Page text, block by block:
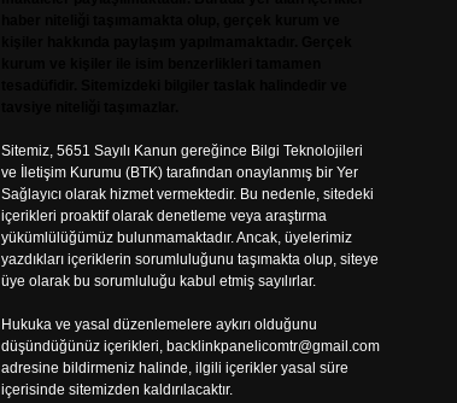
Sitemiz, 5651 Sayılı Kanun gereğince Bilgi Teknolojileri
ve İletişim Kurumu (BTK) tarafından onaylanmış bir Yer
Sağlayıcı olarak hizmet vermektedir. Bu nedenle, sitedeki
içerikleri proaktif olarak denetleme veya araştırma
yükümlülüğümüz bulunmamaktadır. Ancak, üyelerimiz
yazdıkları içeriklerin sorumluluğunu taşımakta olup, siteye
üye olarak bu sorumluluğu kabul etmiş sayılırlar.
Hukuka ve yasal düzenlemelere aykırı olduğunu
düşündüğünüz içerikleri, backlinkpanelicomtr@gmail.com
adresine bildirmeniz halinde, ilgili içerikler yasal süre
içerisinde sitemizden kaldırılacaktır.